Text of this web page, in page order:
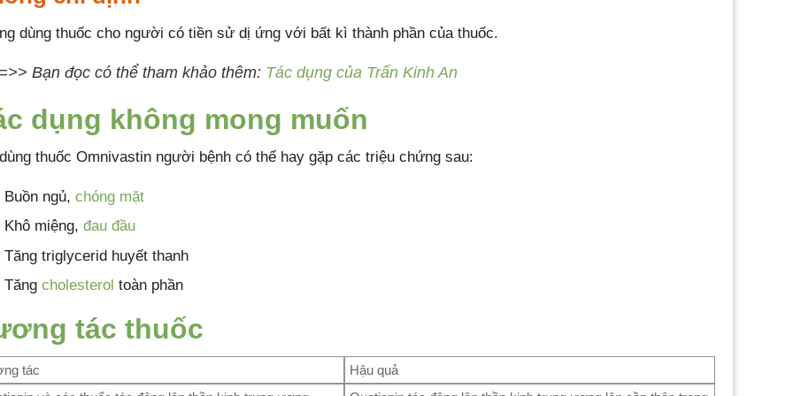
dùng thuốc cho người có tiền sử dị ứng với bất kì thành phần của thuốc.
Bạn đọc có thể tham khảo thêm: Tác dụng của Trấn Kinh An
dụng không mong muốn
thuốc Omnivastin người bệnh có thể hay gặp các triệu chứng sau:
Buồn ngủ, chóng mặt
Khô miệng, đau đầu
Tăng triglycerid huyết thanh
Tăng cholesterol toàn phần
tác thuốc
tác
Hậu quả